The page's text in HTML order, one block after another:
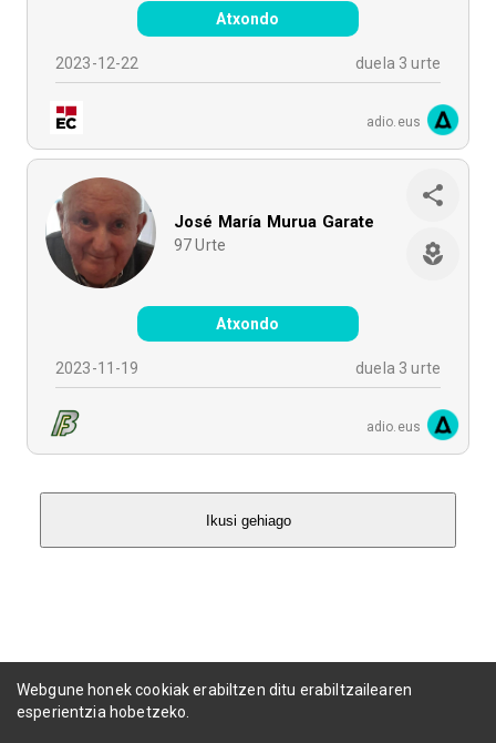
Atxondo
2023-12-22 duela 3 urte
adio.eus
José María Murua Garate
97 Urte
Atxondo
2023-11-19 duela 3 urte
adio.eus
Ikusi gehiago
Webgune honek cookiak erabiltzen ditu erabiltzailearen
esperientzia hobetzeko.